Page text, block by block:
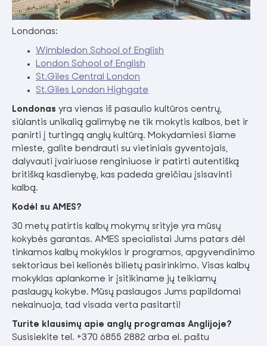
Londonas:
Wimbledon School of English
London School of English
St.Giles Central London
St.Giles London Highgate
Londonas yra vienas iš pasaulio kultūros centrų,
siūlantis unikalią galimybę ne tik mokytis kalbos, bet ir
panirti į turtingą anglų kultūrą. Mokydamiesi šiame
mieste, galite bendrauti su vietiniais gyventojais,
dalyvauti įvairiuose renginiuose ir patirti autentišką
britišką kasdienybę, kas padeda greičiau įsisavinti
kalbą.
Kodėl su AMES?
30 metų patirtis kalbų mokymų srityje yra mūsų
kokybės garantas. AMES specialistai Jums patars dėl
tinkamos kalbų mokyklos ir programos, apgyvendinimo
sektoriaus bei kelionės bilietų pasirinkimo. Visas kalbų
mokyklas aplankome ir įsitikiname jų teikiamų
paslaugų kokybe. Mūsų paslaugos Jums papildomai
nekainuoja, tad visada verta pasitarti!
Turite klausimų apie anglų programas Anglijoje?
Susisiekite tel. +370 6855 2882 arba el. paštu